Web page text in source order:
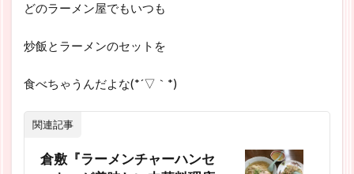
どのラーメン屋でもいつも
炒飯とラーメンのセットを
食べちゃうんだよな(*´▽｀*)
関連記事
倉敷『ラーメンチャーハンセ